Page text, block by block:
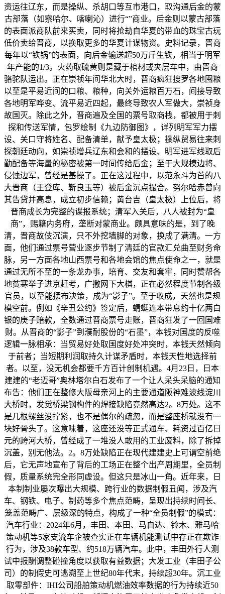
资运往辽东，而是操纵、杀胡口等互市港口，取沟通后金的蒙
古部落（如察哈尔、喀喇沁）进行“”商业。后金则以蒙古部落
的表面派商队前来买卖，同时将抢劫自华夏的带血的珠宝古玩
低价卖给晋商，以换取更多的华夏计谋物资。史料记录，晋商
每年以“铁锅”的表面，向后金输送超50万斤生铁，相当于明军
年产能的1/3。火药取硫黄则是藏于棺材或夹层车中，由晋商
骆驼队运出。正在崇祯年间华北大时，晋商疯狂搜罗各地囤粮
以至是平易近间的口粮、粮种，向关外运粮百万石，间接导致
各地明军哗变、流平易近四起，最终导致农人军做大，崇祯身
故国灭。除此之外，晋商遍及全国的票号取商栈，都被用于刺
探和传送军情，包罗绘制《九边防御图》，详列明军军力摆
设、关口守将姓名、配备清单，献予皇太极；操纵贸易往来刺
探朝廷动向，如崇祯增兵辽东和会和的摆设、明军进军线取后
勤配备等海量的秘密被第一时间传给后金；至于大规模边将、
侵蚀边军，曾经是基操了。正在这过程中，以范永斗为首的八
大晋商（王登库、靳良玉等）被后金沉点撮合。努尔哈赤曾向
其告贷并高息，成立初步信赖；黄台吉（皇太极）上位后，将
晋商成长为完整的谍报系统；清军入关后，八人被封为“皇
商”，赐籍内务府，垄断对蒙商业。颇具意味的是，到了晚
清，晋商故伎沉演，只不外挖墙脚的对象，换成了满清。一方
面，他们通过票号营业逐步节制了清廷的官款汇兑曲至财务命
脉，另一方面各地山西票号和各地会馆的焦点使命之一，就是
通过无所不至的一条龙办事，培育、交友和套牢，同时赞帮各
地贫寒举子进京赶考，广撒网下大棋，正在必然程度节制各级
官员，以至能摆布决策，成为“影子”。至于收成，天然也是规
模空前。例如《辛丑公约》签定后，蜻蜓连本带息约十亿两白
银的庚子赔款，全数通过晋商票号走账，晋商狂发了一回国难
财。从晋商的“影子”到濮耐股份的“石墨”，本钱对国度的反噬
逻辑一脉相承：当贸易好处取国度好处冲突时，本钱天然倾向
于前者；当短期利润取持久计谋矛盾时，本钱天性地选择前
者。以至，没无机会都要千方百计创制机遇。4月23日，日本
建建的“老迈哥”奥林塔尔白石发布了一个让人呆头呆脑的通知
布告：他们正在整修大阪母亲河上的主要通道阪神难波线淀川
大桥时，发觉桥梁钢构件的焊接缺陷竟然高达2。8万处。这不
是几根螺丝没拧紧，也不是偶尔的疏忽，而是整座桥就没有一
块好骨头了。这意味着，这座还没等正式通车、耗资过百亿日
元的跨河大桥，曾经成了一堆没人敢用的工业废料，除了拆掉
沉盖，别无他法。2。8万处缺陷正在现代建建史上可谓空前绝
后，它无声地宣布了背后的工场正在整个出产周期里，全员制
假，质量系统完全形同虚设。但这只是冰山一角。近年来，日
本制制业屡次曝出大规模、跨行业的数据制假丑闻，涉及汽
车、钢铁、电子、制药等多个焦点范畴，呈现出持续时间长、
笼盖范畴广、层级深的特点，构成了一种“全员制假”的模式：
汽车行业：2024年6月，丰田、本田、马自达、铃木、雅马哈
策动机等5家支流车企被查实正在车辆机能测试中存正在欺诈
行为，涉及38款车型、约518万辆汽车。此中，丰田外行人测
试中报酬调整碰撞角度以获取有益数据；大发工业（丰田子公
司）的制假史可逃溯至上世纪80年代末，持续超30年。沉工业
取零部件：IHI公司船舶策动机燃油效率数据的行为持续近50